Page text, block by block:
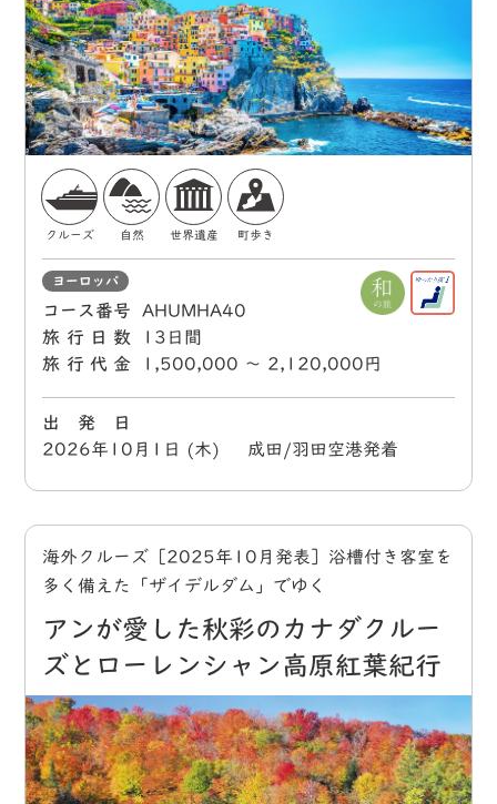
クルーズ 自然 世界遺産 町歩き
ヨーロッパ
コース番号
AHUMHA40
旅行日数
13日間
旅行代金
1,500,000 〜 2,120,000円
出 発 日
2026年10月1日 (木) 成田/羽田空港発着
海外クルーズ［2025年10月発表］浴槽付き客室を
多く備えた「ザイデルダム」でゆく
アンが愛した秋彩のカナダクルー
ズとローレンシャン高原紅葉紀行